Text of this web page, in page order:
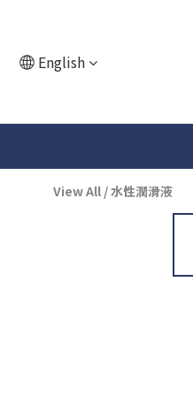
English
View All /水性潤滑液